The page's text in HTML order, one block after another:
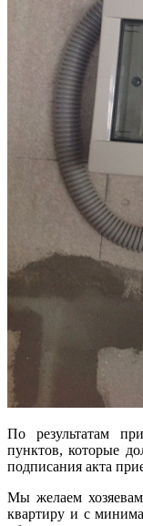
По результатам
пунктов, которые
подписания акта
Мы желаем
квартиру и с